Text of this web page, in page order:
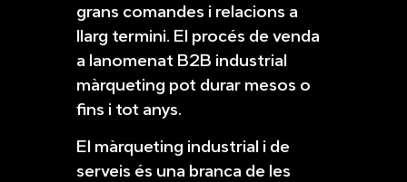
grans comandes i relacions a
llarg termini. El procés de venda
a lanomenat B2B industrial
màrqueting pot durar mesos o
fins i tot anys.
El màrqueting industrial i de
serveis és una branca de les